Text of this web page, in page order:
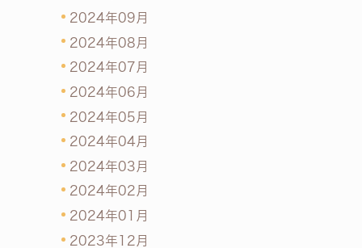
2024年09月
2024年08月
2024年07月
2024年06月
2024年05月
2024年04月
2024年03月
2024年02月
2024年01月
2023年12月